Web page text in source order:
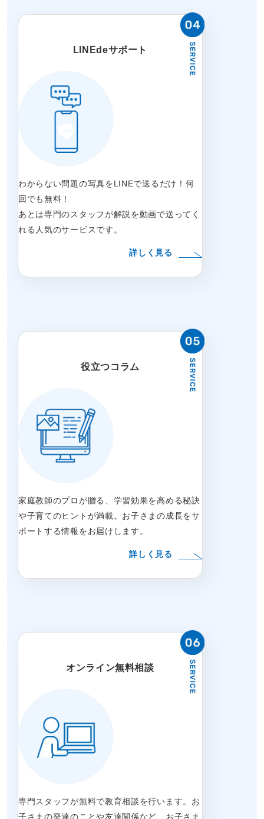
LINEdeサポート
わからない問題の写真をLINEで送るだけ！何
回でも無料！
あとは専門のスタッフが解説を動画で送ってく
れる人気のサービスです。
詳しく見る
役立つコラム
家庭教師のプロが贈る、学習効果を高める秘訣
や子育てのヒントが満載。お子さまの成長をサ
ポートする情報をお届けします。
詳しく見る
オンライン無料相談
専門スタッフが無料で教育相談を行います。お
子さまの発達のことや友達関係など、お子さま